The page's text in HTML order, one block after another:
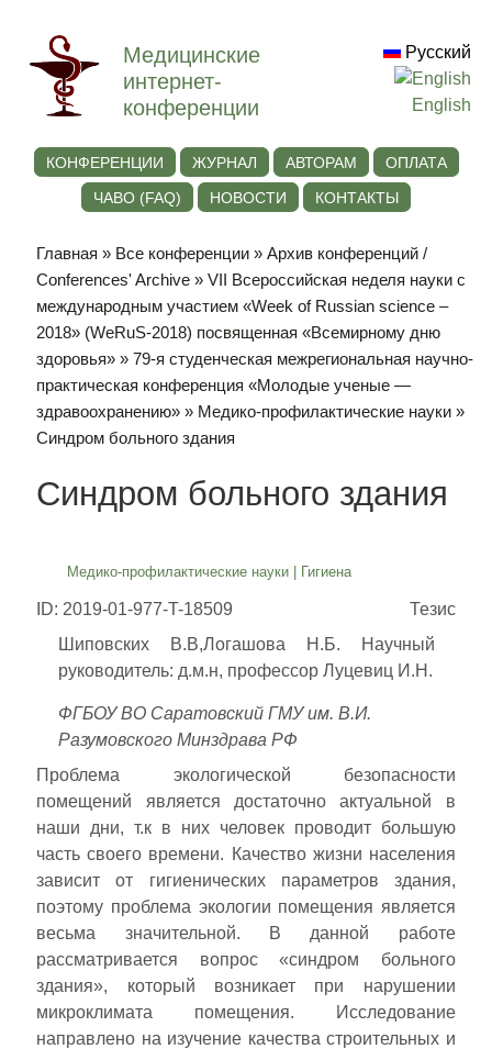
Медицинские
интернет-
конференции
Русский
English
КОНФЕРЕНЦИИ ЖУРНАЛ АВТОРАМ
ОПЛАТА
ЧАВО (FAQ)
НОВОСТИ КОНТАКТЫ
Главная » Все конференции »Архив конференций /
Conferences' Archive »VII Всероссийская неделя науки с
международным участием «Week of Russian science –
2018» (WeRuS-2018) посвященная «Всемирному дню
здоровья» »79-я студенческая межрегиональная научно-
практическая конференция «Молодые ученые —
здравоохранению» » Медико-профилактические науки »
Синдром больного здания
Синдром больного здания
Медико-профилактические науки Гигиена
ID: 2019-01-977-T-18509
Тезис
Шиповских В.В,Логашова Н.Б. Научный
руководитель: д.м.н, профессор Луцевиц И.Н.
ФГБОУ ВО Саратовский ГМУ им. В.И.
Разумовского Минздрава РФ
Проблема экологической безопасности
помещений является достаточно актуальной в
наши дни, т.к в них человек проводит большую
часть своего времени. Качество жизни населения
зависит от гигиенических параметров здания,
поэтому проблема экологии помещения является
весьма значительной. В данной работе
рассматривается вопрос «синдром больного
здания», который возникает при нарушении
микроклимата помещения. Исследование
направлено на изучение качества строительных и